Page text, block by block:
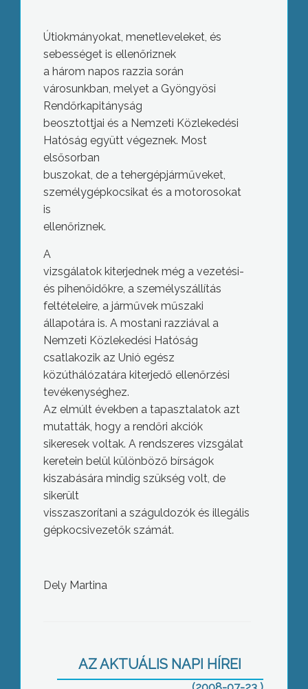
Útiokmányokat, menetleveleket, és
sebességet is ellenőriznek
a három napos razzia során
városunkban, melyet a Gyöngyösi
Rendőrkapitányság
beosztottjai és a Nemzeti Közlekedési
Hatóság együtt végeznek. Most
elsősorban
buszokat, de a tehergépjárműveket,
személygépkocsikat és a motorosokat
is
ellenőriznek.
A
vizsgálatok kiterjednek még a vezetési-
és pihenőidőkre, a személyszállítás
feltételeire, a járművek műszaki
állapotára is. A mostani razziával a
Nemzeti Közlekedési Hatóság
csatlakozik az Unió egész
közúthálózatára kiterjedő ellenőrzési
tevékenységhez.
Az elmúlt években a tapasztalatok azt
mutatták, hogy a rendőri akciók
sikeresek voltak. A rendszeres vizsgálat
keretein belül különböző bírságok
kiszabására mindig szükség volt, de
sikerült
visszaszorítani a száguldozók és illegális
gépkocsivezetők számát.
Dely Martina
AZ AKTUÁLIS NAPI HÍREI